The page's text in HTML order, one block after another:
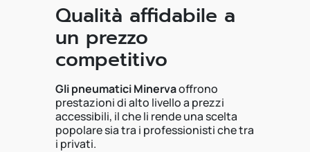
Qualità affidabile a
un prezzo
competitivo
Gli pneumatici Minervaoffrono
prestazioni di alto livello a prezzi
accessibili, il che li rende una scelta
popolare sia tra i professionisti che tra
i privati.